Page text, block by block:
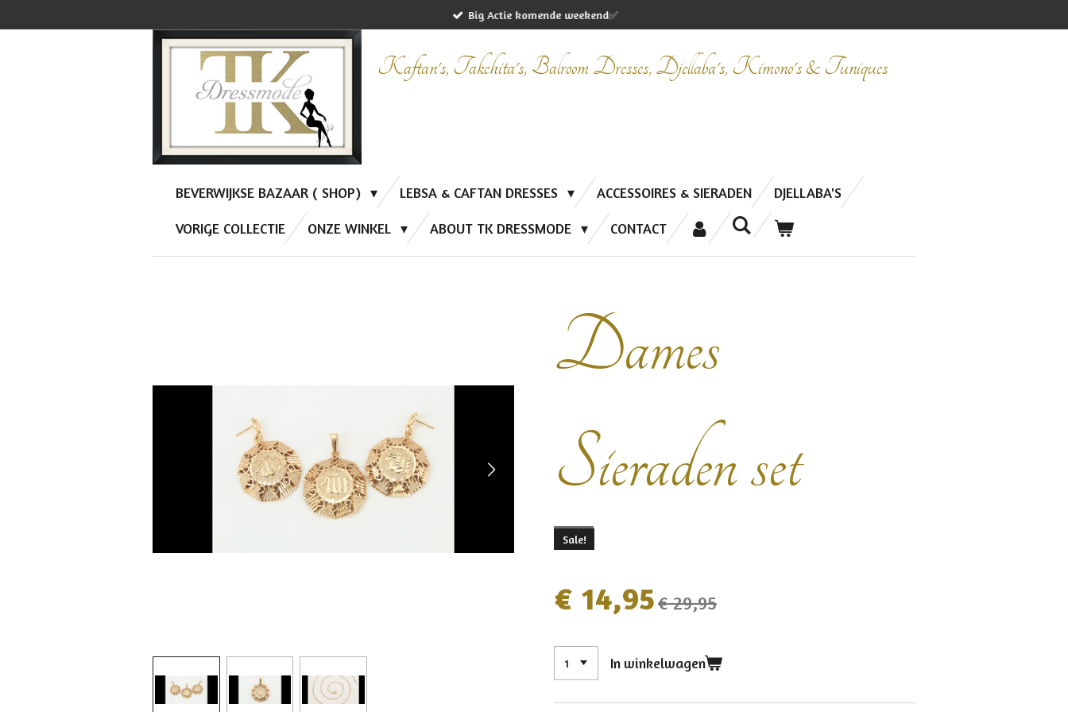
Big Actie komende weekend✅
Kaftan's, Takchita's, Balroom Dresses, Djellaba's, Kimono's & Tuniques
BEVERWIJKSE BAZAAR ( SHOP) LEBSA & CAFTAN DRESSES ACCESSOIRES & SIERADEN DJELLABA'S
VORIGE COLLECTIE ONZE WINKEL ABOUT TK DRESSMODE CONTACT
Dames
Sieraden set
Sale!
€ 14,95€ 29,95
In winkelwagen